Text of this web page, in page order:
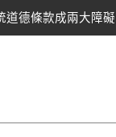
道德條款成兩大障礙
慌賣出轉為淨買入
億，華爾街重拾信心
等資訊。